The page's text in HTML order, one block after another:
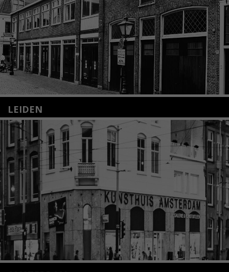
LEIDEN
Nieuwstraat 35
2312 KA Leiden
+31(0)71 – 52 84 480
info@kunsthuisleiden.nl
Lees meer